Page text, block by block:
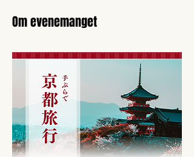
Om evenemanget